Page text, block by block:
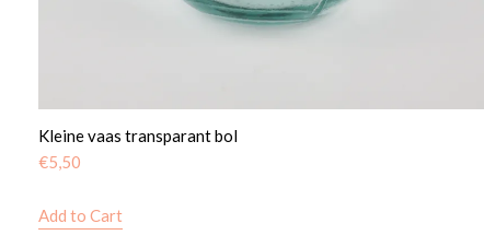
Kleine vaas transparant bol
€5,50
Add to Cart